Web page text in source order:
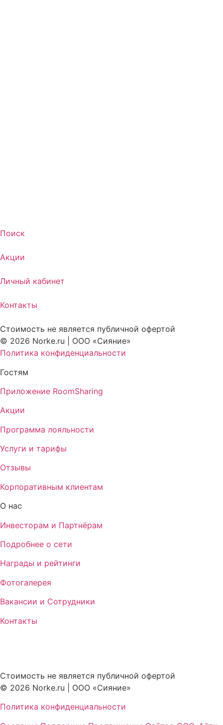
Поиск
Акции
Личный кабинет
Контакты
Стоимость не является публичной офертой
© 2026 Norke.ru | ООО «Сияние»
Политика конфиденциальности
Гостям
Приложение RoomSharing
Акции
Программа лояльности
Услуги и тарифы
Отзывы
Корпоративным клиентам
О нас
Инвесторам и Партнёрам
Подробнее о сети
Награды и рейтинги
Фотогалерея
Вакансии и Сотрудники
Контакты
Стоимость не является публичной офертой
© 2026 Norke.ru | ООО «Сияние»
Политика конфиденциальности